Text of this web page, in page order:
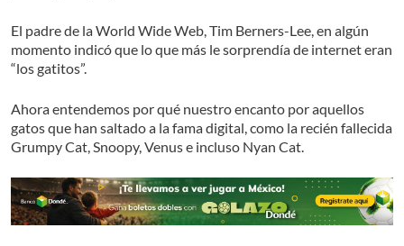
El padre de la World Wide Web, Tim Berners-Lee, en algún
momento indicó que lo que más le sorprendía de internet eran
“los gatitos”.
Ahora entendemos por qué nuestro encanto por aquellos
gatos que han saltado a la fama digital, como la recién fallecida
Grumpy Cat, Snoopy, Venus e incluso Nyan Cat.